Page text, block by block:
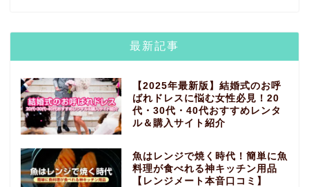
最新記事
【2025年最新版】結婚式のお呼
ばれドレスに悩む女性必見！20
代・30代・40代おすすめレンタ
ル＆購入サイト紹介
魚はレンジで焼く時代！簡単に魚
料理が食べれる神キッチン用品
【レンジメート本音口コミ】